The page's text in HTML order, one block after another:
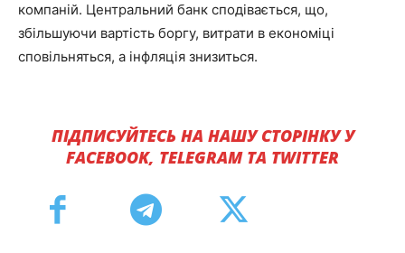
компаній. Центральний банк сподівається, що,
збільшуючи вартість боргу, витрати в економіці
сповільняться, а інфляція знизиться.
ПІДПИСУЙТЕСЬ НА НАШУ СТОРІНКУ У
FACEBOOK, TELEGRAM ТА TWITTER